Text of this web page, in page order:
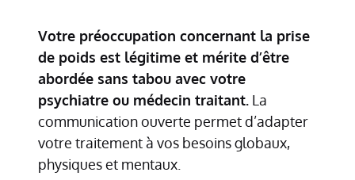
Votre préoccupation concernant la prise
de poids est légitime et mérite d’être
abordée sans tabou avec votre
psychiatre ou médecin traitant. La
communication ouverte permet d’adapter
votre traitement à vos besoins globaux,
physiques et mentaux.